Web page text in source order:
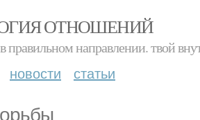
ОТНОШЕНИЙ
правильном направлении. твой
новости статьи